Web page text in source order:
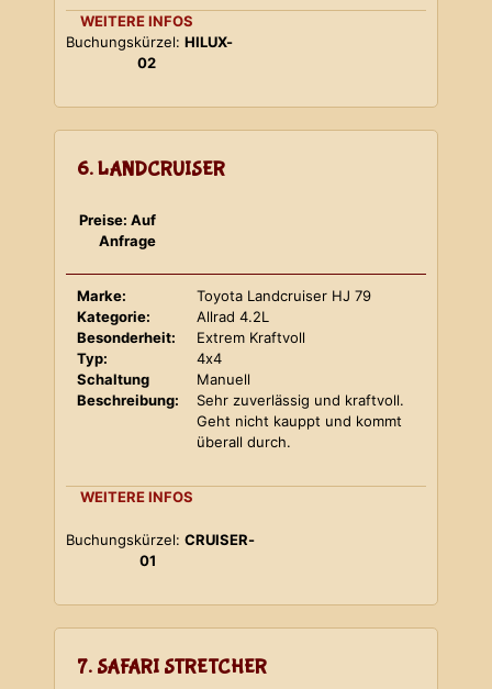
WEITERE INFOS
Buchungskürzel: HILUX-
02
6. LANDCRUISER
Preise: Auf
Anfrage
Marke:
Toyota Landcruiser HJ 79
Kategorie:
Allrad 4.2L
Besonderheit:
Extrem Kraftvoll
Typ:
4x4
Schaltung
Manuell
Beschreibung:
Sehr zuverlässig und kraftvoll.
Geht nicht kauppt und kommt
überall durch.
WEITERE INFOS
Buchungskürzel: CRUISER-
01
7. SAFARI STRETCHER